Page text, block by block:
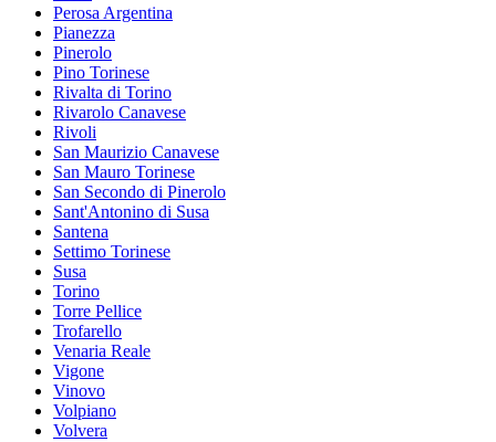
Perosa Argentina
Pianezza
Pinerolo
Pino Torinese
Rivalta di Torino
Rivarolo Canavese
Rivoli
San Maurizio Canavese
San Mauro Torinese
San Secondo di Pinerolo
Sant'Antonino di Susa
Santena
Settimo Torinese
Susa
Torino
Torre Pellice
Trofarello
Venaria Reale
Vigone
Vinovo
Volpiano
Volvera